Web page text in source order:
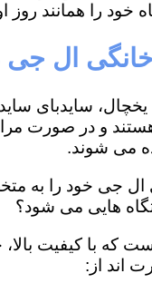
خود را همانند روز
خانگی ال
سایدبای
و در صورت
می شوند.
جی خود را به
هایی می شود؟
که با کیفیت
اند از: